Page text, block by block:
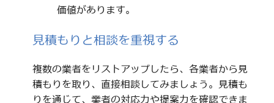
価値があります。
見積もりと相談を重視する
複数の業者をリストアップしたら、各業者から見
積もりを取り、直接相談してみましょう。見積も
りを通じて、業者の対応力や提案力を確認できま